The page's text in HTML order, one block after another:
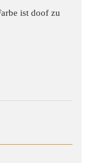
ist doof zu